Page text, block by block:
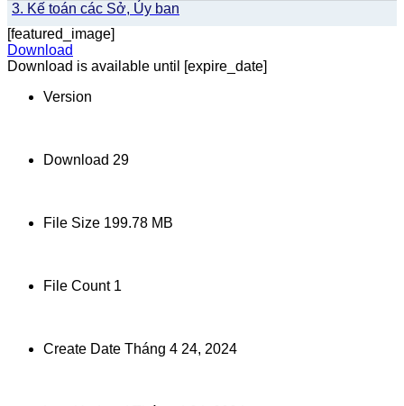
3. Kế toán các Sở, Ủy ban
[featured_image]
Download
Download is available until [expire_date]
Version
Download 29
File Size 199.78 MB
File Count 1
Create Date Tháng 4 24, 2024